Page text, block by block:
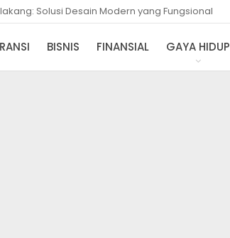
Solusi Desain Modern yang Fungsional
BISNIS FINANSIAL GAYA HIDUP